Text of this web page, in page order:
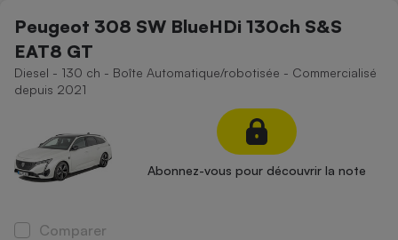
Peugeot 308 SW BlueHDi 130ch S&S
EAT8 GT
Diesel - 130 ch - Boîte Automatique/robotisée - Commercialisé
depuis 2021
Abonnez-vous pour découvrir la note
Comparer